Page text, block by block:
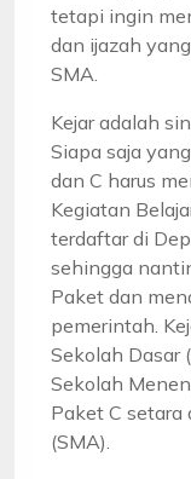
tetapi ingin
dan ijazah
SMA.
Kejar adalah
Siapa saja
dan C harus
Kegiatan
terdaftar di
sehingga
Paket dan
pemerintah.
Sekolah Dasar
Sekolah
Paket C
(SMA).